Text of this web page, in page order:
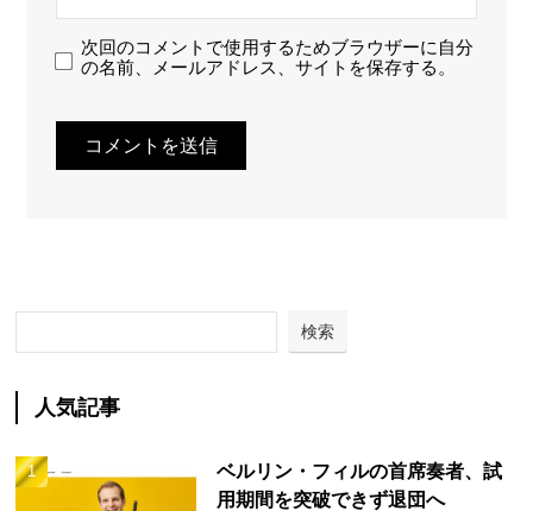
次回のコメントで使用するためブラウザーに自分
の名前、メールアドレス、サイトを保存する。
検索
人気記事
ベルリン・フィルの首席奏者、試
用期間を突破できず退団へ